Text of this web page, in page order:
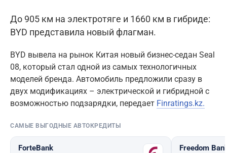
До 905 км на электротяге и 1660 км в гибриде:
BYD представила новый флагман.
BYD вывела на рынок Китая новый бизнес-седан Seal
08, который стал одной из самых технологичных
моделей бренда. Автомобиль предложили сразу в
двух модификациях – электрической и гибридной с
возможностью подзарядки, передает Finratings.kz.
САМЫЕ ВЫГОДНЫЕ АВТОКРЕДИТЫ
ForteBank Freedom